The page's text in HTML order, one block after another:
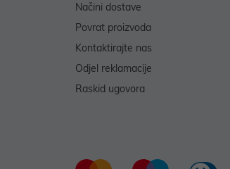
Načini dostave
Povrat proizvoda
Kontaktirajte nas
Odjel reklamacije
Raskid ugovora